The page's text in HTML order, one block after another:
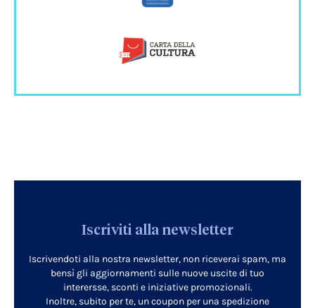
Iscriviti alla newsletter
Iscrivendoti alla nostra newsletter, non riceverai spam, ma
bensì gli aggiornamenti sulle nuove uscite di tuo
interersse, sconti e iniziative promozionali.
Inoltre, subito per te, un coupon per una spedizione